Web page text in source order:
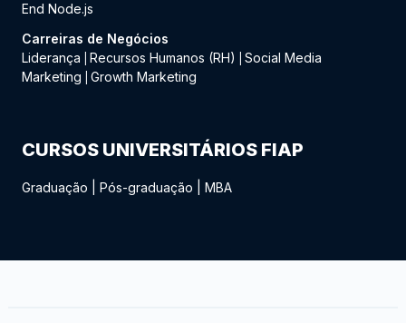
End Node.js
Carreiras de Negócios
Liderança
Recursos Humanos (RH)
Social Media
Marketing
Growth Marketing
CURSOS UNIVERSITÁRIOS FIAP
Graduação Pós-graduação MBA